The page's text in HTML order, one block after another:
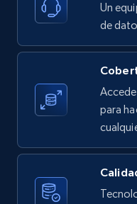
11.3K+
X (formerly
ID, User posted,
posted, Photos,
10.4K+
Un
de
para